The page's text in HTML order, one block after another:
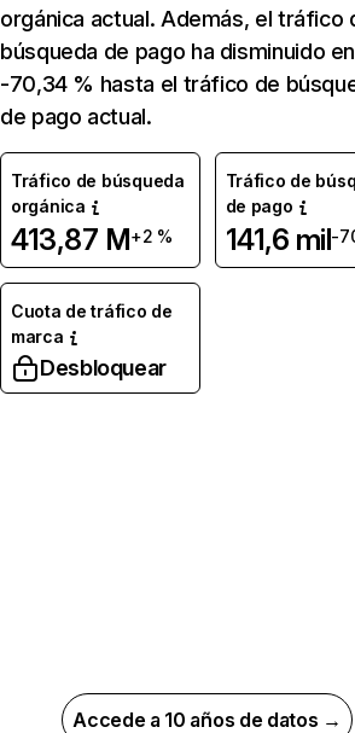
orgánica actual. Además, el tráfico
búsqueda de pago ha disminuido en
-70,34 % hasta el tráfico de
de pago actual.
Tráfico de búsqueda
orgánica
413,87 M+2 %
Tráfico de
de pago
141,6 mil-
Cuota de tráfico de
marca
Desbloquear
Accede a 10 años de datos →